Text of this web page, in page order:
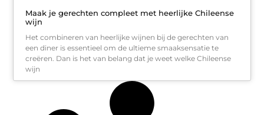
Maak je gerechten compleet met heerlijke Chileense
wijn
Het combineren van heerlijke wijnen bij de gerechten van
een diner is essentieel om de ultieme smaaksensatie te
creëren. Dan is het van belang dat je weet welke Chileense
wijn